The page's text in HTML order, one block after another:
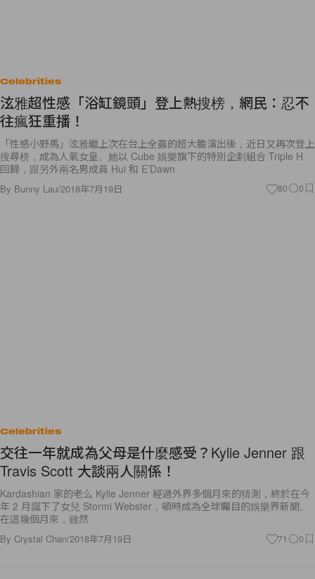
Celebrities
泫雅超性感「浴缸鏡頭」登上熱搜榜，網民：忍不
往瘋狂重播！
「性感小野馬」泫雅繼上次在台上全露的超大膽演出後，近日又再次登上
搜尋榜，成為人氣女皇。她以 Cube 娛樂旗下的特別企劃組合 Triple H
回歸，跟另外兩名男成員 Hui 和 E’Dawn
By Bunny Lau/2018年7月19日 80 0
Celebrities
交往一年就成為父母是什麼感受？Kylie Jenner 跟
Travis Scott 大談兩人關係！
Kardashian 家的老么 Kylie Jenner 經過外界多個月來的猜測，終於在今
年 2 月誕下了女兒 Stormi Webster，頓時成為全球矚目的娛樂界新聞。
在這幾個月來，雖然
By Crystal Chan/2018年7月19日 71 0